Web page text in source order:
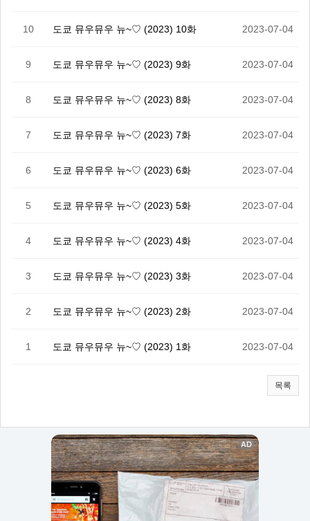
10 도쿄 뮤우뮤우 뉴~♡ (2023) 10화 2023-07-04
9 도쿄 뮤우뮤우 뉴~♡ (2023) 9화 2023-07-04
8 도쿄 뮤우뮤우 뉴~♡ (2023) 8화 2023-07-04
7 도쿄 뮤우뮤우 뉴~♡ (2023) 7화 2023-07-04
6 도쿄 뮤우뮤우 뉴~♡ (2023) 6화 2023-07-04
5 도쿄 뮤우뮤우 뉴~♡ (2023) 5화 2023-07-04
4 도쿄 뮤우뮤우 뉴~♡ (2023) 4화 2023-07-04
3 도쿄 뮤우뮤우 뉴~♡ (2023) 3화 2023-07-04
2 도쿄 뮤우뮤우 뉴~♡ (2023) 2화 2023-07-04
1 도쿄 뮤우뮤우 뉴~♡ (2023) 1화 2023-07-04
목록